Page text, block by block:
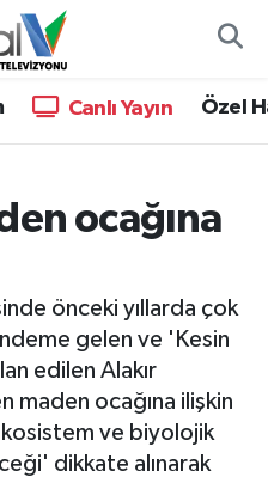
Canlı Yayın Özel
ocağına
önceki yıllarda çok
gelen ve 'Kesin
edilen Alakır
maden ocağına ilişkin
ve biyolojik
dikkate alınarak
ve Fikstür